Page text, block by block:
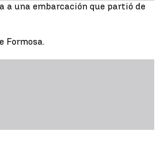
a una embarcación que partió de
Formosa.